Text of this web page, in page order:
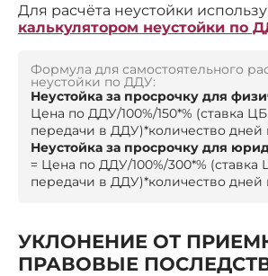
Для расчёта неустойки
калькулятором неустойки по
Формула для самостоятельного
неустойки по ДДУ:
Неустойка за просрочку для
Цена по ДДУ/100%/150*% (ставка
передачи в ДДУ)*количество дней
Неустойка за просрочку для
= Цена по ДДУ/100%/300*% (ставка
передачи в ДДУ)*количество дней
УКЛОНЕНИЕ ОТ
ПРАВОВЫЕ